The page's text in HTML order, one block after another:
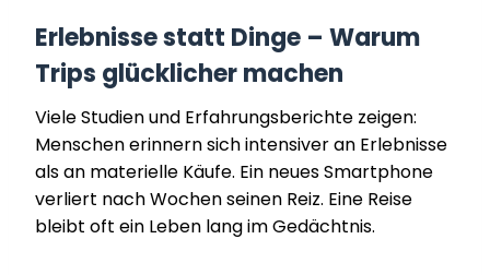
Erlebnisse statt Dinge – Warum
Trips glücklicher machen
Viele Studien und Erfahrungsberichte zeigen:
Menschen erinnern sich intensiver an Erlebnisse
als an materielle Käufe. Ein neues Smartphone
verliert nach Wochen seinen Reiz. Eine Reise
bleibt oft ein Leben lang im Gedächtnis.